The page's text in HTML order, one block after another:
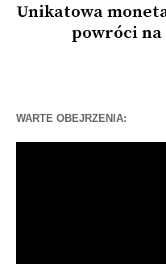
Unikatowa
powróci na
WARTE OBEJRZENIA: